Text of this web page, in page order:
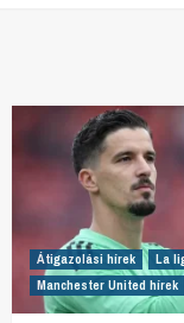
Átigazolási hírek
La
Manchester United hírek